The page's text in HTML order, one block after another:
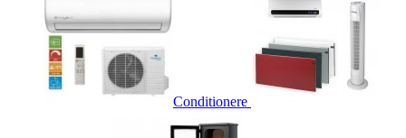
Conditionere